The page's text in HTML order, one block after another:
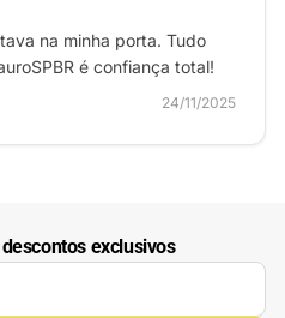
na minha porta. Tudo
é confiança total!
24/11/2025
exclusivos